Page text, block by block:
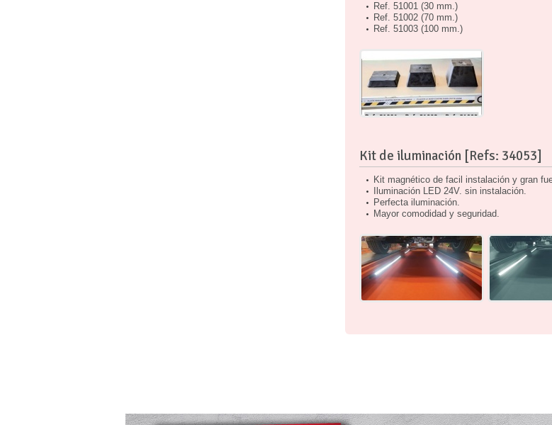
Ref. 51001 (30 mm.)
Ref. 51002 (70 mm.)
Ref. 51003 (100 mm.)
Kit de iluminación [Refs: 34053]
Kit magnético de facil instalación y gran
Iluminación LED 24V. sin instalación.
Perfecta iluminación.
Mayor comodidad y seguridad.